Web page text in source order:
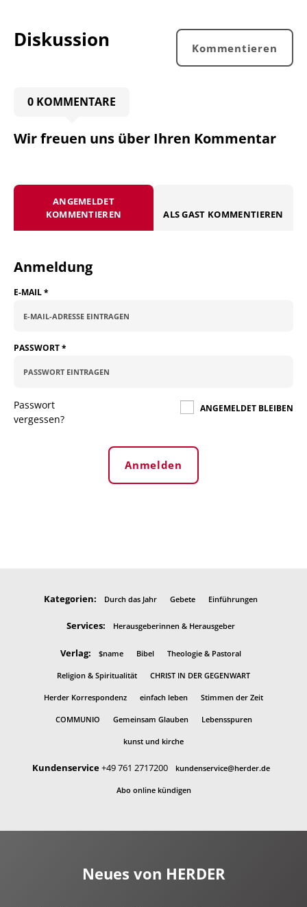
Diskussion Kommentieren
0 KOMMENTARE
Wir freuen uns über Ihren Kommentar
ANGEMELDET
KOMMENTIEREN
ALS GAST KOMMENTIEREN
Anmeldung
E-MAIL*
PASSWORT*
Passwort
vergessen?
ANGEMELDET BLEIBEN
Anmelden
Kategorien: Durch das Jahr Gebete Einführungen
Services: Herausgeberinnen & Herausgeber
Verlag: $name Bibel Theologie & Pastoral
Religion & Spiritualität CHRIST IN DER GEGENWART
Herder Korrespondenz einfach leben Stimmen der Zeit
COMMUNIO Gemeinsam Glauben Lebensspuren
kunst und kirche
Kundenservice+49 761 2717200 kundenservice@herder.de
Abo online kündigen
Neues von HERDER